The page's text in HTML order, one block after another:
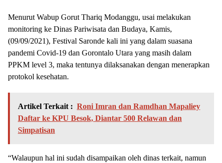
Menurut Wabup Gorut Thariq Modanggu, usai melakukan
monitoring ke Dinas Pariwisata dan Budaya, Kamis,
(09/09/2021), Festival Saronde kali ini yang dalam suasana
pandemi Covid-19 dan Gorontalo Utara yang masih dalam
PPKM level 3, maka tentunya dilaksanakan dengan menerapkan
protokol kesehatan.
Artikel Terkait : Roni Imran dan Ramdhan Mapaliey
Daftar ke KPU Besok, Diantar 500 Relawan dan
Simpatisan
“Walaupun hal ini sudah disampaikan oleh dinas terkait, namun